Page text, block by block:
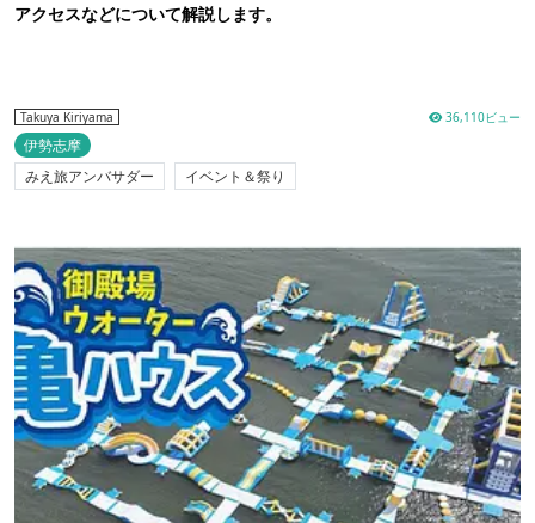
アクセスなどについて解説します。
Takuya Kiriyama 36,110ビュー
伊勢志摩
みえ旅アンバサダー
イベント＆祭り